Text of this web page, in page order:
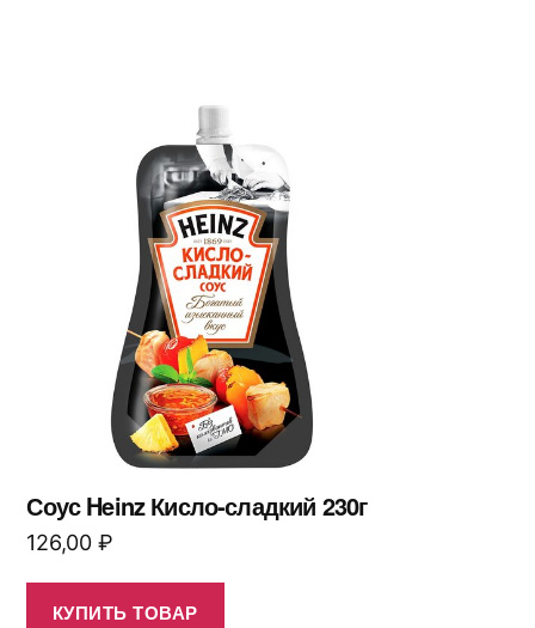
Соус Heinz Кисло-сладкий 230г
126,00 ₽
КУПИТЬ ТОВАР